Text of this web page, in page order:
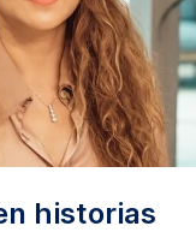
historias